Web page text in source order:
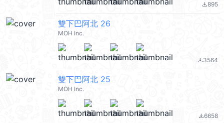
file_download895
雙下巴阿北 26
MOH Inc.
file_download3564
雙下巴阿北 25
MOH Inc.
file_download6658